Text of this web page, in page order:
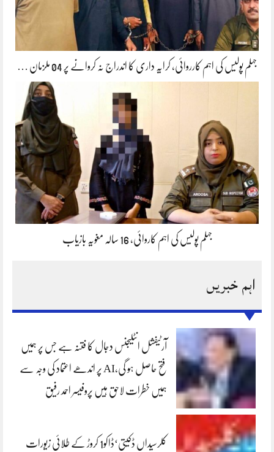
جہلم پولیس کی اہم کارروائی، کرایہ داری کا اندراج نہ کروانے پر 04 ملزمان …
جہلم پولیس کی اہم کاروائی، 16 سالہ مغویہ بازیاب
اہم خبریں
آرٹیفشل انٹلیجنس دجال کا فتنہ ہے جس پر ہمیں
فتح حاصل ہو گی،AI پر اندھے اعتماد کی وجہ سے
ہمیں خطرات لاحق ہیں پروفیسر احمد رفیق
کلرسیداں ڈکیتی‘ڈاکو1 کروڑ کے طلائی زیورات